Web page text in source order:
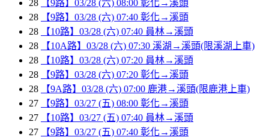
28
【9路】03/28 (六) 08:00 彰化→溪頭
28
【9路】03/28 (六) 07:40 彰化→溪頭
28
【10路】03/28 (六) 07:40 員林→溪頭
28
【10A路】03/28 (六) 07:30 溪湖→溪頭(限溪湖上車)
28
【10路】03/28 (六) 07:20 員林→溪頭
28
【9路】03/28 (六) 07:20 彰化→溪頭
28
【9A路】03/28 (六) 07:00 鹿港→溪頭(限鹿港上車)
27
【9路】03/27 (五) 08:00 彰化→溪頭
27
【10路】03/27 (五) 07:40 員林→溪頭
27
【9路】03/27 (五) 07:40 彰化→溪頭